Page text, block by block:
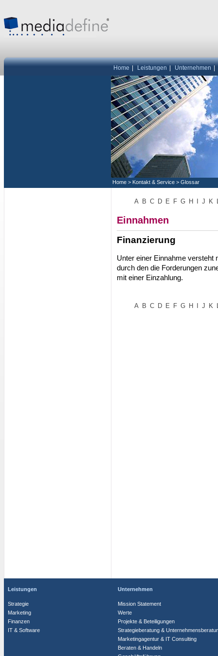
Home Leistungen Unternehmen
Home > Kontakt & Service > Glossar
A B C D E F G H J K
Einnahmen
Finanzierung
Unter einer Einnahme versteht
durch den die Forderungen
mit einer Einzahlung.
A B C D E F G H J K
Leistungen
Strategie
Marketing
Finanzen
IT & Software
Unternehmen
Mission Statement
Werte
Projekte & Beteiligungen
Strategieberatung &
Marketingagentur & IT Consulting
Beraten & Handeln